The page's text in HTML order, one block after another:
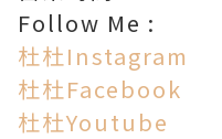
Follow Me :
杜杜Instagram
杜杜Facebook
杜杜Youtube